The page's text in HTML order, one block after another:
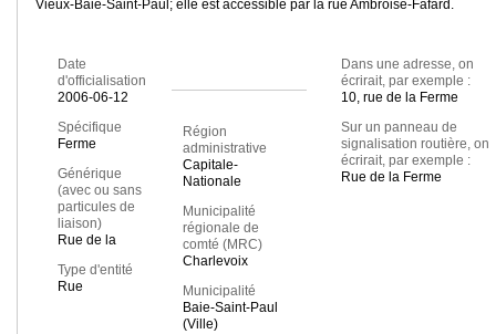
Vieux-Baie-Saint-Paul; elle est accessible par la rue Ambroise-Fafard.
Date
d'officialisation
2006-06-12
Spécifique
Ferme
Générique
(avec ou sans
particules de
liaison)
Rue de la
Type d'entité
Rue
Région
administrative
Capitale-
Nationale
Municipalité
régionale de
comté (MRC)
Charlevoix
Municipalité
Baie-Saint-Paul
(Ville)
Dans une adresse, on
écrirait, par exemple :
10, rue de la Ferme
Sur un panneau de
signalisation routière, on
écrirait, par exemple :
Rue de la Ferme